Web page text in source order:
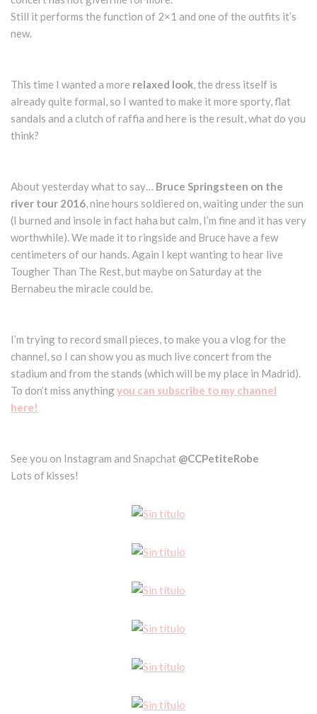
Still it performs the function of 2×1 and one of the outfits it’s
new.
This time I wanted a more relaxed look, the dress itself is
already quite formal, so I wanted to make it more sporty, flat
sandals and a clutch of raffia and here is the result, what do you
think?
About yesterday what to say… Bruce Springsteen on the
river tour 2016, nine hours soldiered on, waiting under the sun
(I burned and insole in fact haha ​​but calm, I’m fine and it has very
worthwhile). We made it to ringside and Bruce have a few
centimeters of our hands. Again I kept wanting to hear live
Tougher Than The Rest, but maybe on Saturday at the
Bernabeu the miracle could be.
I’m trying to record small pieces, to make you a vlog for the
channel, so I can show you as much live concert from the
stadium and from the stands (which will be my place in Madrid).
To don’t miss anythingyou can subscribe to my channel
here!
See you on Instagram and Snapchat @CCPetiteRobe
Lots of kisses!